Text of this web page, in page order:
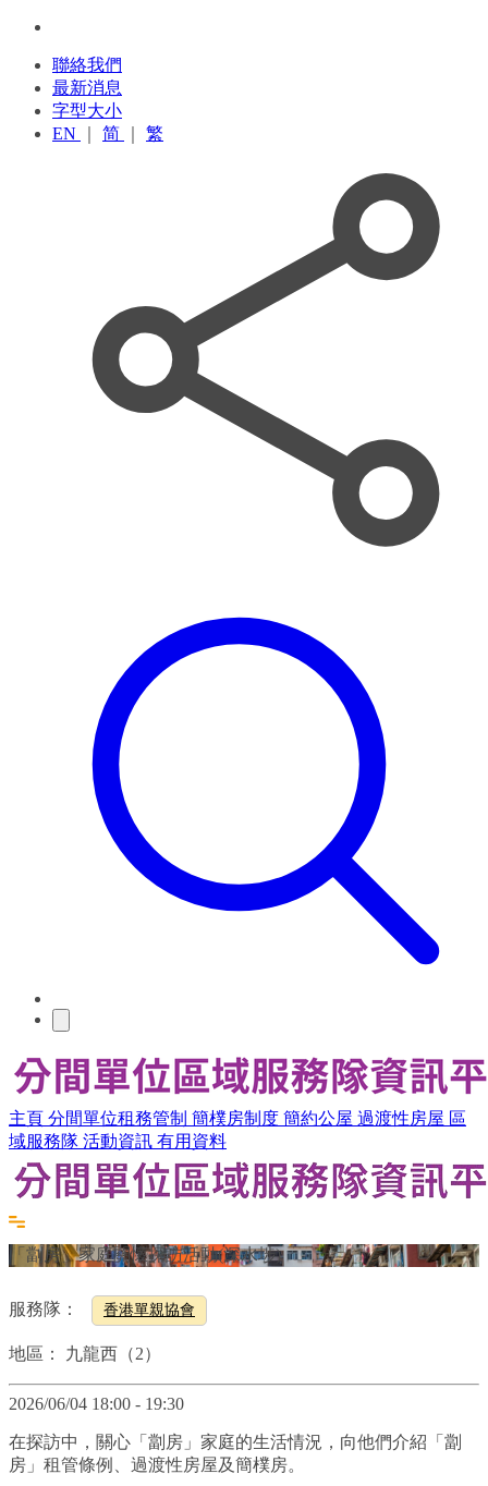
聯絡我們
最新消息
字型大小
EN
简 繁
主頁 分間單位租務管制 簡樸房制度 簡約公屋 過渡性房屋 區
域服務隊 活動資訊 有用資料
「劏房」家庭關懷探訪活動(深水埗)
服務隊： 香港單親協會
地區： 九龍西（2）
2026/06/04 18:00 - 19:30
在探訪中，關心「劏房」家庭的生活情況，向他們介紹「劏
房」租管條例、過渡性房屋及簡樸房。